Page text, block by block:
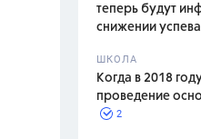
теперь будут
снижении
ШКОЛА
Когда в 2018
проведение
2